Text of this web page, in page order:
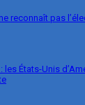
reconnaît pas
les États-Unis